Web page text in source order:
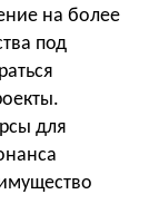
на более
под
для